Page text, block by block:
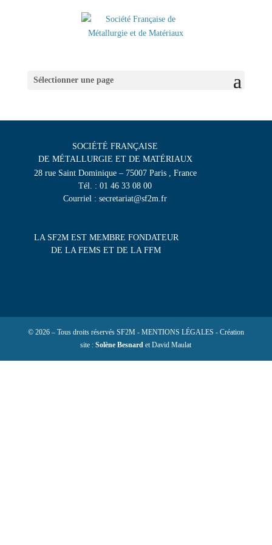
Sélectionner une page
SOCIÉTÉ FRANÇAISE
DE MÉTALLURGIE ET DE MATÉRIAUX
28 rue Saint Dominique – 75007 Paris , France
Tél. : 01 46 33 08 00
Courriel : secretariat@sf2m.fr
LA SF2M EST MEMBRE FONDATEUR
DE LA FEMS ET DE LA FFM
© 2026 – Tous droits réservés SF2M - MENTIONS LÉGALES - Création
site :Solène Besnard et David Maulat